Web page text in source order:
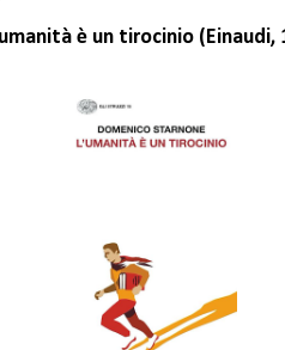
è un tirocinio (Einaudi,